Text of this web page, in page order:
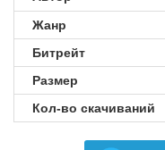
Жанр
Битрейт
Размер
Кол-во скачиваний